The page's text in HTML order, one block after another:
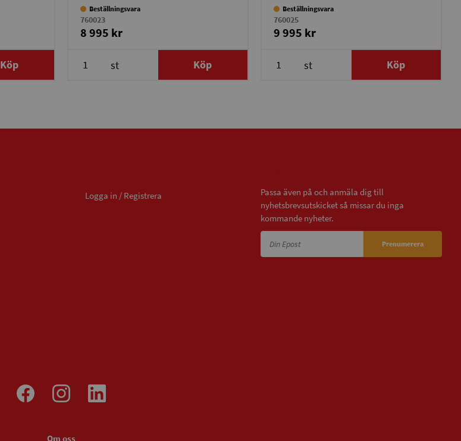
Köp
Beställningsvara
760023
8 995 kr
st Köp
Beställningsvara
760025
9 995 kr
st Köp
Logga in / Registrera
Passa även på och anmäla dig till
nyhetsbrevsutskicket så missar du inga
kommande nyheter.
Prenumerera
Om oss